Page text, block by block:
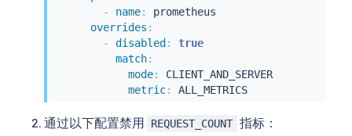
-
name:
prometheus
overrides :
-
disabled:
true
match:
mode:
CLIENT_AND_SERVER
metric: ALL_METRICS
通过以下配置禁用 REQUEST_COUNT 指标：